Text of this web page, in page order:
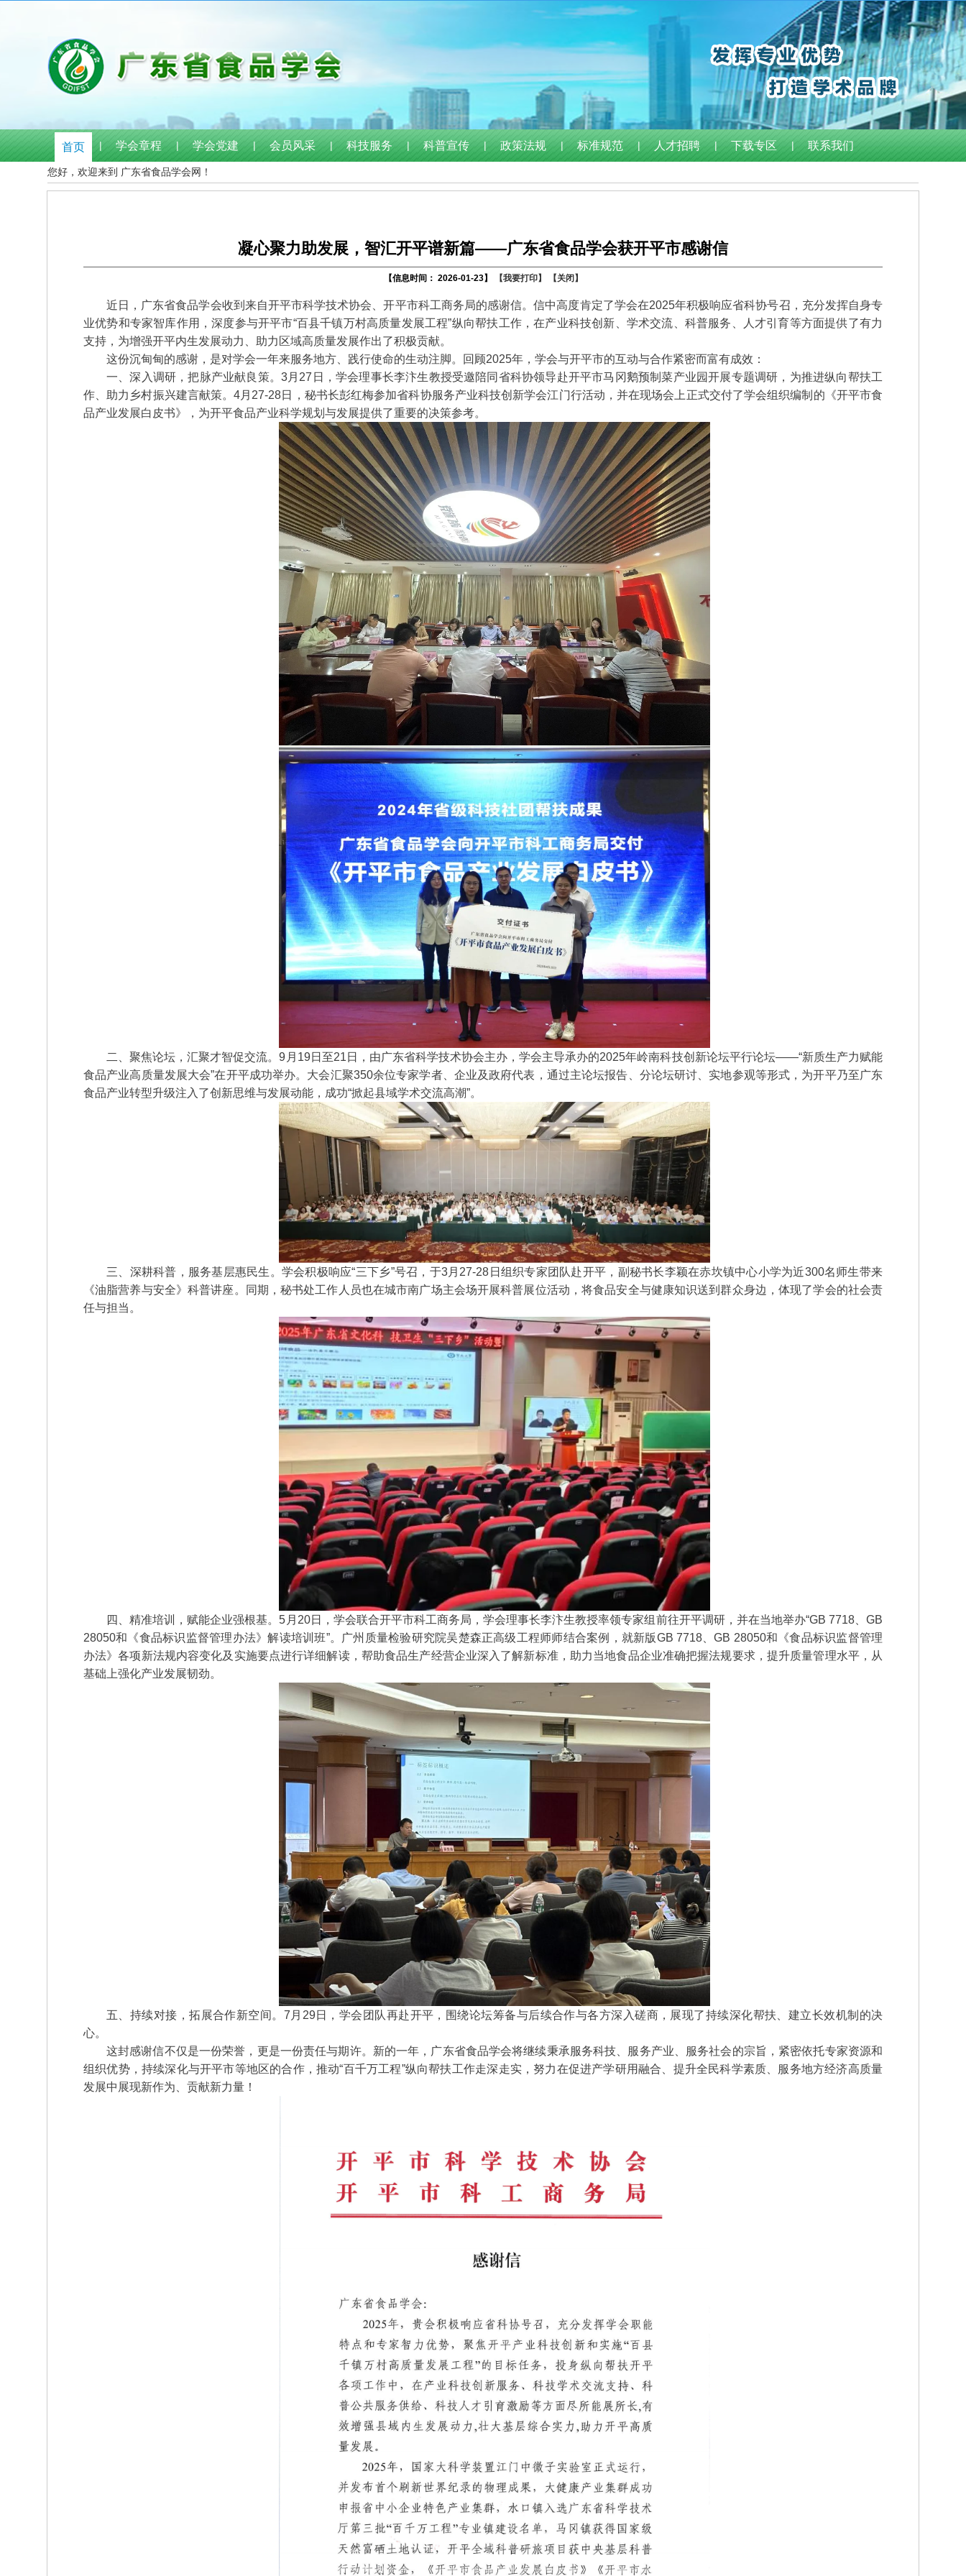
首页 | 学会章程 | 学会党建 | 会员风采 | 科技服务 | 科普宣传 | 政策法规 | 标准规范 | 人才招聘 | 下载专区 | 联系我们
您好，欢迎来到 广东省食品学会网！
凝心聚力助发展，智汇开平谱新篇——广东省食品学会获开平市感谢信
【信息时间： 2026-01-23】 【我要打印】 【关闭】
近日，广东省食品学会收到来自开平市科学技术协会、开平市科工商务局的感谢信。信中高度肯定了学会在2025年积极响应省科协号召，充分发挥自身专
业优势和专家智库作用，深度参与开平市“百县千镇万村高质量发展工程”纵向帮扶工作，在产业科技创新、学术交流、科普服务、人才引育等方面提供了有力
支持，为增强开平内生发展动力、助力区域高质量发展作出了积极贡献。
这份沉甸甸的感谢，是对学会一年来服务地方、践行使命的生动注脚。回顾2025年，学会与开平市的互动与合作紧密而富有成效：
一、深入调研，把脉产业献良策。3月27日，学会理事长李汴生教授受邀陪同省科协领导赴开平市马冈鹅预制菜产业园开展专题调研，为推进纵向帮扶工
作、助力乡村振兴建言献策。4月27-28日，秘书长彭红梅参加省科协服务产业科技创新学会江门行活动，并在现场会上正式交付了学会组织编制的《开平市食
品产业发展白皮书》，为开平食品产业科学规划与发展提供了重要的决策参考。
二、聚焦论坛，汇聚才智促交流。9月19日至21日，由广东省科学技术协会主办，学会主导承办的2025年岭南科技创新论坛平行论坛——“新质生产力赋能
食品产业高质量发展大会”在开平成功举办。大会汇聚350余位专家学者、企业及政府代表，通过主论坛报告、分论坛研讨、实地参观等形式，为开平乃至广东
食品产业转型升级注入了创新思维与发展动能，成功“掀起县域学术交流高潮”。
三、深耕科普，服务基层惠民生。学会积极响应“三下乡”号召，于3月27-28日组织专家团队赴开平，副秘书长李颖在赤坎镇中心小学为近300名师生带来
《油脂营养与安全》科普讲座。同期，秘书处工作人员也在城市南广场主会场开展科普展位活动，将食品安全与健康知识送到群众身边，体现了学会的社会责
任与担当。
四、精准培训，赋能企业强根基。5月20日，学会联合开平市科工商务局，学会理事长李汴生教授率领专家组前往开平调研，并在当地举办“GB 7718、GB
28050和《食品标识监督管理办法》解读培训班”。广州质量检验研究院吴楚森正高级工程师师结合案例，就新版GB 7718、GB 28050和《食品标识监督管理
办法》各项新法规内容变化及实施要点进行详细解读，帮助食品生产经营企业深入了解新标准，助力当地食品企业准确把握法规要求，提升质量管理水平，从
基础上强化产业发展韧劲。
五、持续对接，拓展合作新空间。7月29日，学会团队再赴开平，围绕论坛筹备与后续合作与各方深入磋商，展现了持续深化帮扶、建立长效机制的决
心。
这封感谢信不仅是一份荣誉，更是一份责任与期许。新的一年，广东省食品学会将继续秉承服务科技、服务产业、服务社会的宗旨，紧密依托专家资源和
组织优势，持续深化与开平市等地区的合作，推动“百千万工程”纵向帮扶工作走深走实，努力在促进产学研用融合、提升全民科学素质、服务地方经济高质量
发展中展现新作为、贡献新力量！